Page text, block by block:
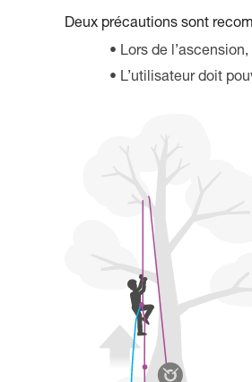
Deux précautions sont
Lors de
L’utilisateur doit